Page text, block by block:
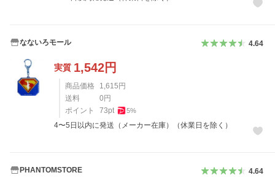
なないろモール 4.64
実質 1,542円
商品価格 1,615円
送料
0円
ポイント
73pt 5%
4〜5日以内に発送（メーカー在庫）（休業日を除く）
PHANTOMSTORE 4.64